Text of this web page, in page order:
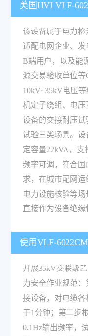
美国HVI VLF-
适用哪些场景，
该设备属于电力
适配电网企业、
B端用户，以及能
源交易验收单位
10kV~35kV电压
机定子绕组、电
设备的交接耐压
试验三类场景。
定容量22kVA，支
频率可调，符合
求，在城市配网
电力设施核验等
直接作为设备绝缘
使用VLF-
作流程是怎样的
开展35kV交联聚
力安全作业规范
接设备，对电缆
于1分钟；第二步
0.1Hz输出频率，